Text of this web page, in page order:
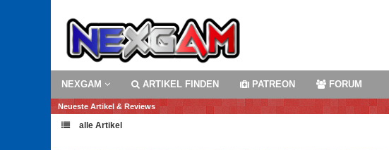
NEXGAM ARTIKEL FINDEN PATREON FORUM
Neueste Artikel & Reviews
alle Artikel